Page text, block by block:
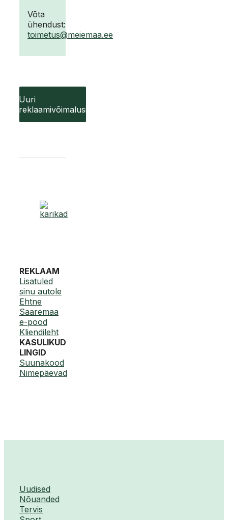
Võta
ühendust:
toimetus@meiemaa.ee
Uuri
reklaamivõimalusi
REKLAAM
Lisatuled
sinu autole
Ehtne
Saaremaa
e-pood
Kliendileht
KASULIKUD
LINGID
Suunakood
Nimepäevad
Uudised
Nõuanded
Tervis